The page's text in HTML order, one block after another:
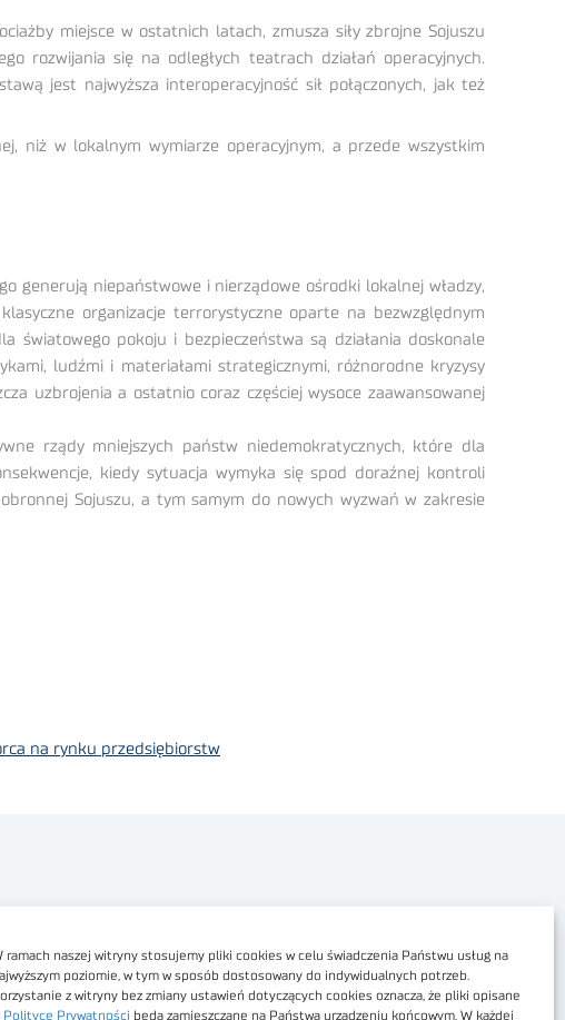
ramach naszej witryny stosujemy pliki cookies w celu świadczenia Państwu usług na
poziomie, w tym w sposób dostosowany do indywidualnych potrzeb.
z witryny bez zmiany ustawień dotyczących cookies oznacza, że pliki opisane
Polityce Prywatności będą zamieszczane na Państwa urządzeniu końcowym. W każdej
miejsce w ostatnich latach, zmusza siły zbrojne Sojuszu
rozwijania się na odległych teatrach działań operacyjnych.
jest najwyższa interoperacyjność sił połączonych, jak też
niż w lokalnym wymiarze operacyjnym, a przede wszystkim
generują niepaństwowe i nierządowe ośrodki lokalnej władzy,
organizacje terrorystyczne oparte na bezwzględnym
światowego pokoju i bezpieczeństwa są działania doskonale
ludźmi i materiałami strategicznymi, różnorodne kryzysy
uzbrojenia a ostatnio coraz częściej wysoce zaawansowanej
rządy mniejszych państw niedemokratycznych, które dla
kiedy sytuacja wymyka się spod doraźnej kontroli
Sojuszu, a tym samym do nowych wyzwań w zakresie
na rynku przedsiębiorstw
Dostępność cyfrowa
Regulamin Portalu